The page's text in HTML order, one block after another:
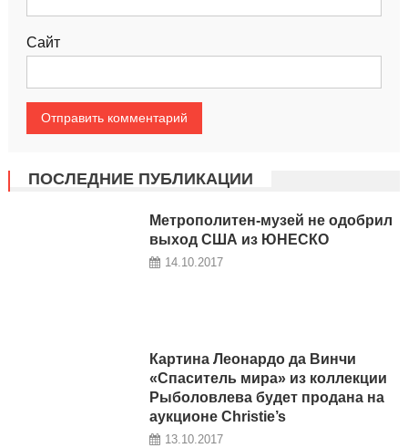
Сайт
ПОСЛЕДНИЕ ПУБЛИКАЦИИ
Метрополитен-музей не одобрил
выход США из ЮНЕСКО
14.10.2017
Картина Леонардо да Винчи
«Спаситель мира» из коллекции
Рыболовлева будет продана на
аукционе Christie’s
13.10.2017